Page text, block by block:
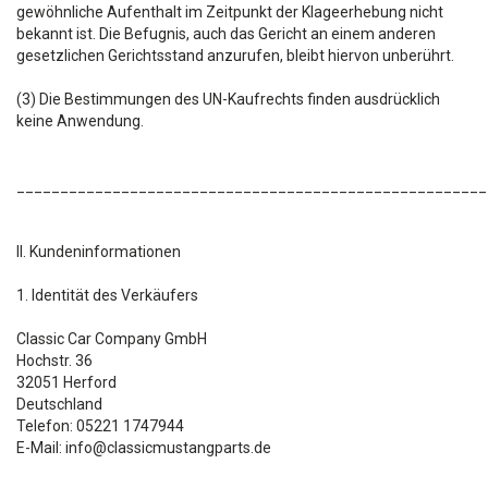
gewöhnliche Aufenthalt im Zeitpunkt der Klageerhebung nicht
bekannt ist. Die Befugnis, auch das Gericht an einem anderen
gesetzlichen Gerichtsstand anzurufen, bleibt hiervon unberührt.
(3) Die Bestimmungen des UN-Kaufrechts finden ausdrücklich
keine Anwendung.
II. Kundeninformationen
1. Identität des Verkäufers
Classic Car Company GmbH
Hochstr. 36
32051 Herford
Deutschland
Telefon: 05221 1747944
E-Mail: info@classicmustangparts.de